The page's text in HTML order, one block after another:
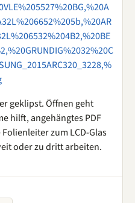
geklipst. Öffnen geht
hilft, angehängtes PDF
zum LCD-Glas
oder zu dritt arbeiten.